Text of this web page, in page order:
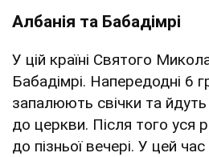
Албанія та Бабадімрі
У цій країні Святого
Бабадімрі. Напередодні 6
запалюють свічки та
до церкви. Після того уся
до пізньої вечері. У цей час